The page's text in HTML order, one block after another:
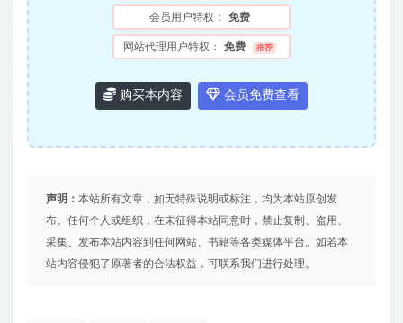
会员用户特权： 免费
网站代理用户特权： 免费 推荐
购买本内容 会员免费查看
声明： 本站所有文章，如无特殊说明或标注，均为本站原创发
布。任何个人或组织，在未征得本站同意时，禁止复制、盗用、
采集、发布本站内容到任何网站、书籍等各类媒体平台。如若本
站内容侵犯了原著者的合法权益，可联系我们进行处理。